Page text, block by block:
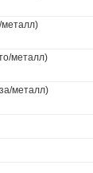
металл)
металл)
металл)